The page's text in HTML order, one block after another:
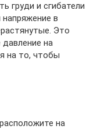
груди и сгибатели
в
Это
на
на то, чтобы
на